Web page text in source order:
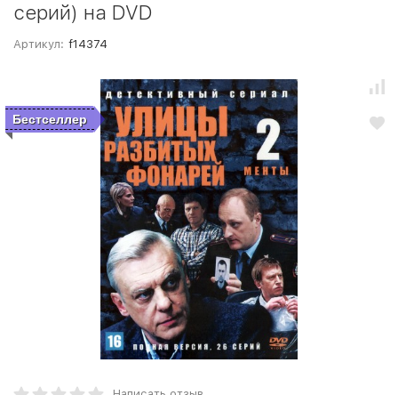
серий) на DVD
Артикул: f14374
Бестселлер